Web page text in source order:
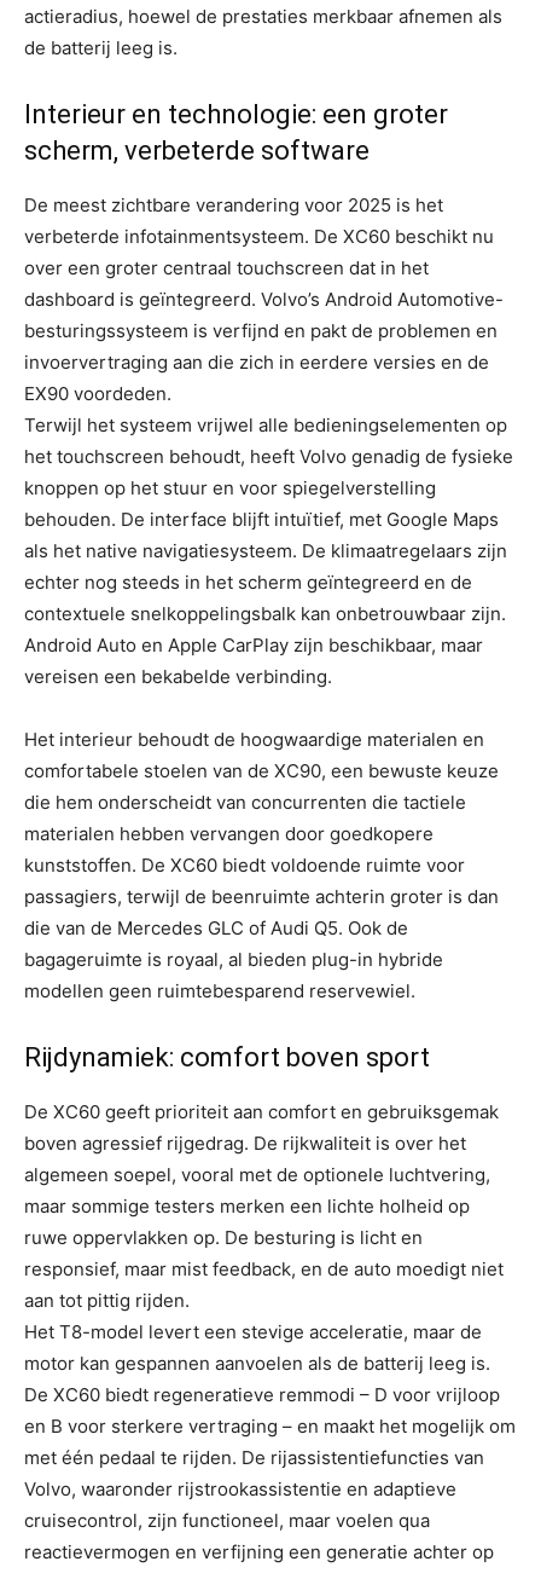
actieradius, hoewel de prestaties merkbaar afnemen als
de batterij leeg is.
Interieur en technologie: een groter
scherm, verbeterde software
De meest zichtbare verandering voor 2025 is het
verbeterde infotainmentsysteem. De XC60 beschikt nu
over een groter centraal touchscreen dat in het
dashboard is geïntegreerd. Volvo’s Android Automotive-
besturingssysteem is verfijnd en pakt de problemen en
invoervertraging aan die zich in eerdere versies en de
EX90 voordeden.
Terwijl het systeem vrijwel alle bedieningselementen op
het touchscreen behoudt, heeft Volvo genadig de fysieke
knoppen op het stuur en voor spiegelverstelling
behouden. De interface blijft intuïtief, met Google Maps
als het native navigatiesysteem. De klimaatregelaars zijn
echter nog steeds in het scherm geïntegreerd en de
contextuele snelkoppelingsbalk kan onbetrouwbaar zijn.
Android Auto en Apple CarPlay zijn beschikbaar, maar
vereisen een bekabelde verbinding.
Het interieur behoudt de hoogwaardige materialen en
comfortabele stoelen van de XC90, een bewuste keuze
die hem onderscheidt van concurrenten die tactiele
materialen hebben vervangen door goedkopere
kunststoffen. De XC60 biedt voldoende ruimte voor
passagiers, terwijl de beenruimte achterin groter is dan
die van de Mercedes GLC of Audi Q5. Ook de
bagageruimte is royaal, al bieden plug-in hybride
modellen geen ruimtebesparend reservewiel.
Rijdynamiek: comfort boven sport
De XC60 geeft prioriteit aan comfort en gebruiksgemak
boven agressief rijgedrag. De rijkwaliteit is over het
algemeen soepel, vooral met de optionele luchtvering,
maar sommige testers merken een lichte holheid op
ruwe oppervlakken op. De besturing is licht en
responsief, maar mist feedback, en de auto moedigt niet
aan tot pittig rijden.
Het T8-model levert een stevige acceleratie, maar de
motor kan gespannen aanvoelen als de batterij leeg is.
De XC60 biedt regeneratieve remmodi – D voor vrijloop
en B voor sterkere vertraging – en maakt het mogelijk om
met één pedaal te rijden. De rijassistentiefuncties van
Volvo, waaronder rijstrookassistentie en adaptieve
cruisecontrol, zijn functioneel, maar voelen qua
reactievermogen en verfijning een generatie achter op